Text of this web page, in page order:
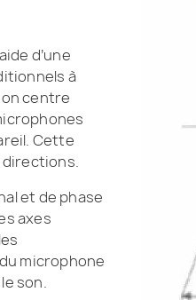
d’une
à
centre
Cette
directions.
et de phase
axes
microphone
son.